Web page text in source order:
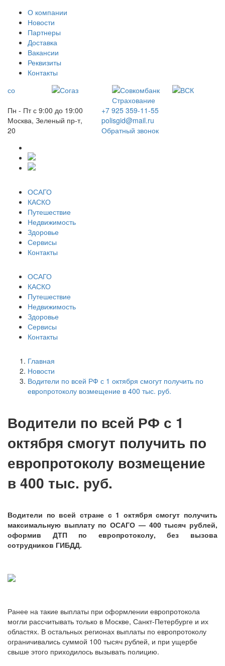
О компании
Новости
Партнеры
Доставка
Вакансии
Реквизиты
Контакты
Пн - Пт с 9:00 до 19:00
Москва, Зеленый пр-т,
20
+7 925 359-11-55
polisgid@mail.ru
Обратный звонок
ОСАГО
КАСКО
Путешествие
Недвижимость
Здоровье
Сервисы
Контакты
ОСАГО
КАСКО
Путешествие
Недвижимость
Здоровье
Сервисы
Контакты
Главная
Новости
Водители по всей РФ с 1 октября смогут получить по
европротоколу возмещение в 400 тыс. руб.
Водители по всей РФ с 1
октября смогут получить по
европротоколу возмещение
в 400 тыс. руб.
Водители по всей стране с 1 октября смогут получить
максимальную выплату по ОСАГО — 400 тысяч рублей,
оформив ДТП по европротоколу, без вызова
сотрудников ГИБДД.
Ранее на такие выплаты при оформлении европротокола
могли рассчитывать только в Москве, Санкт-Петербурге и их
областях. В остальных регионах выплаты по европротоколу
ограничивались суммой 100 тысяч рублей, и при ущербе
свыше этого приходилось вызывать полицию.